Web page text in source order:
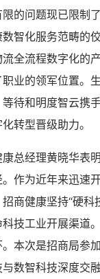
的问题现已限制
智化服务范畴的
流全流程数字化的
业的领军位置。
等待和明度智云携
转型晋级助力。
总经理黄晓华表
作为近年来迅速
招商健康坚持“硬
科技工业开展渠道
本次是招商局参
数智科技深度交